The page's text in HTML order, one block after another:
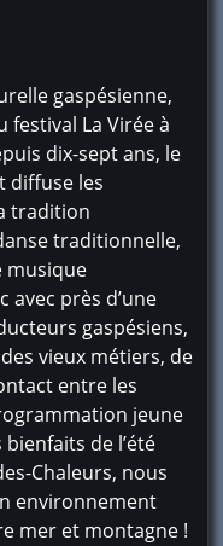
gaspésienne,
festival La Virée à
dix-sept ans, le
diffuse les
tradition
traditionnelle,
musique
près d’une
gaspésiens,
vieux métiers, de
entre les
jeune
de l’été
Chaleurs, nous
environnement
mer et montagne !